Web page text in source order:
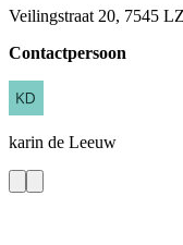
Veilingstraat 20, 7545
Contactpersoon
karin de Leeuw